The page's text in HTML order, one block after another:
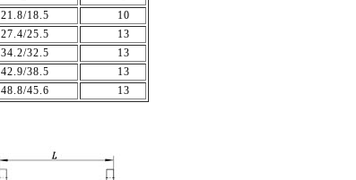
21.8/18.5
10
27.4/25.5
13
34.2/32.5
13
42.9/38.5
13
48.8/45.6 13